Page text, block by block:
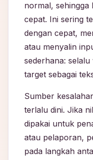
normal, sehingga
cepat. Ini sering
dengan cepat,
atau menyalin
sederhana:
target sebagai
Sumber
terlalu dini. Jika
dipakai untuk
atau pelaporan,
pada langkah